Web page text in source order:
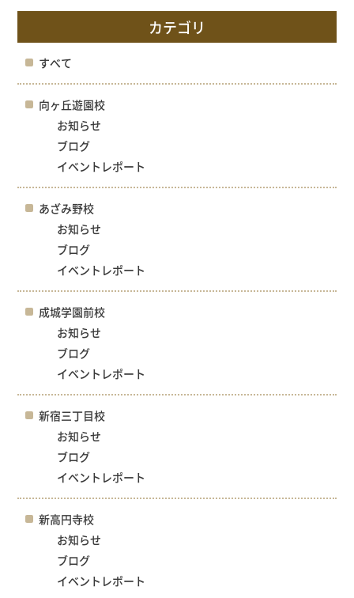
カテゴリ
すべて
向ヶ丘遊園校
お知らせ
ブログ
イベントレポート
あざみ野校
お知らせ
ブログ
イベントレポート
成城学園前校
お知らせ
ブログ
イベントレポート
新宿三丁目校
お知らせ
ブログ
イベントレポート
新高円寺校
お知らせ
ブログ
イベントレポート